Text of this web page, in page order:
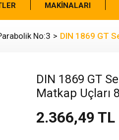
MAKİNALARI
No:3 DIN 1869 GT
DIN 1869 GT
Matkap Uçları
2.366,49